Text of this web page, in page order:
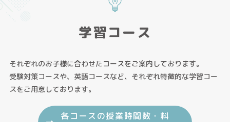
学習コース
それぞれのお子様に合わせたコースをご案内しております。
受験対策コースや、英語コースなど、それぞれ特徴的な学習コー
スをご用意しております。
各コースの授業時間数・料